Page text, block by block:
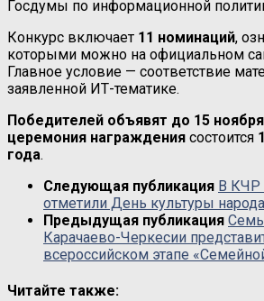
Госдумы по информационной
Конкурс включает 11 номинаций,
которыми можно на официальном
Главное условие — соответствие
заявленной ИТ-тематике.
Победителей объявят до 15 ноября
церемония награждения состоится
года.
Следующая публикация В КЧР
отметили День культуры
Предыдущая публикация
Карачаево-Черкесии
всероссийском этапе
Читайте также: